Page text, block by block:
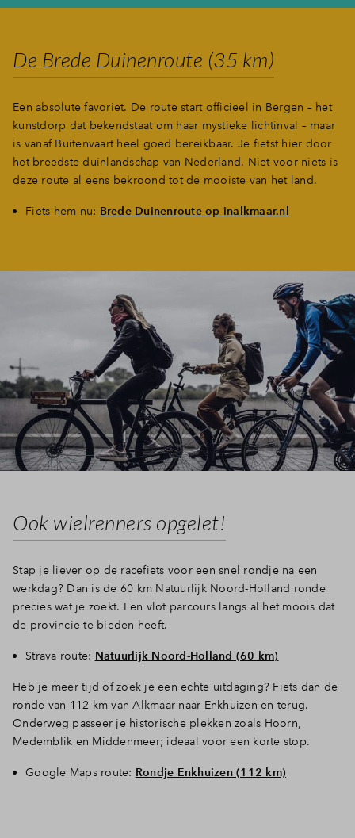
De Brede Duinenroute (35 km)
Een absolute favoriet. De route start officieel in Bergen – het
kunstdorp dat bekendstaat om haar mystieke lichtinval – maar
is vanaf Buitenvaart heel goed bereikbaar. Je fietst hier door
het breedste duinlandschap van Nederland. Niet voor niets is
deze route al eens bekroond tot de mooiste van het land.
Fiets hem nu: Brede Duinenroute op inalkmaar.nl
Ook wielrenners opgelet!
Stap je liever op de racefiets voor een snel rondje na een
werkdag? Dan is de 60 km Natuurlijk Noord-Holland ronde
precies wat je zoekt. Een vlot parcours langs al het moois dat
de provincie te bieden heeft.
Strava route: Natuurlijk Noord-Holland (60 km)
Heb je meer tijd of zoek je een echte uitdaging? Fiets dan de
ronde van 112 km van Alkmaar naar Enkhuizen en terug.
Onderweg passeer je historische plekken zoals Hoorn,
Medemblik en Middenmeer; ideaal voor een korte stop.
Google Maps route: Rondje Enkhuizen (112 km)